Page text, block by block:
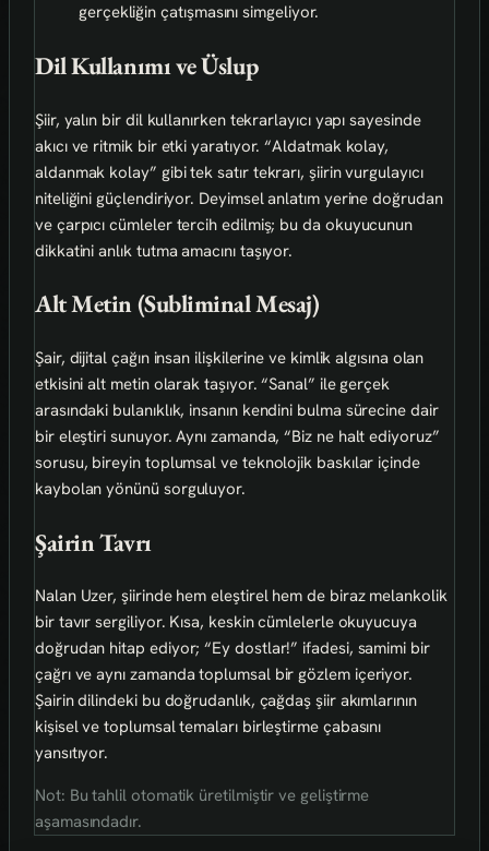
gerçekliğin çatışmasını simgeliyor.
Dil Kullanımı ve Üslup
Şiir, yalın bir dil kullanırken tekrarlayıcı yapı sayesinde
akıcı ve ritmik bir etki yaratıyor. “Aldatmak kolay,
aldanmak kolay” gibi tek satır tekrarı, şiirin vurgulayıcı
niteliğini güçlendiriyor. Deyimsel anlatım yerine doğrudan
ve çarpıcı cümleler tercih edilmiş; bu da okuyucunun
dikkatini anlık tutma amacını taşıyor.
Alt Metin (Subliminal Mesaj)
Şair, dijital çağın insan ilişkilerine ve kimlik algısına olan
etkisini alt metin olarak taşıyor. “Sanal” ile gerçek
arasındaki bulanıklık, insanın kendini bulma sürecine dair
bir eleştiri sunuyor. Aynı zamanda, “Biz ne halt ediyoruz”
sorusu, bireyin toplumsal ve teknolojik baskılar içinde
kaybolan yönünü sorguluyor.
Şairin Tavrı
Nalan Uzer, şiirinde hem eleştirel hem de biraz melankolik
bir tavır sergiliyor. Kısa, keskin cümlelerle okuyucuya
doğrudan hitap ediyor; “Ey dostlar!” ifadesi, samimi bir
çağrı ve aynı zamanda toplumsal bir gözlem içeriyor.
Şairin dilindeki bu doğrudanlık, çağdaş şiir akımlarının
kişisel ve toplumsal temaları birleştirme çabasını
yansıtıyor.
Not: Bu tahlil otomatik üretilmiştir ve geliştirme
aşamasındadır.